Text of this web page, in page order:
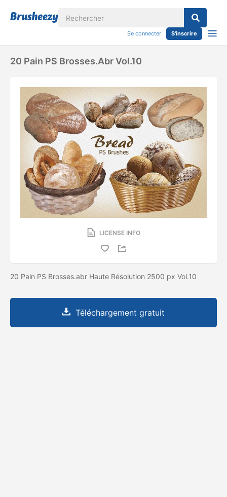
Se connecter S'inscrire
20 Pain PS Brosses.abr Vol.10
LICENSE INFO
20 Pain PS Brosses.abr Haute Résolution 2500 px Vol.10
Téléchargement gratuit